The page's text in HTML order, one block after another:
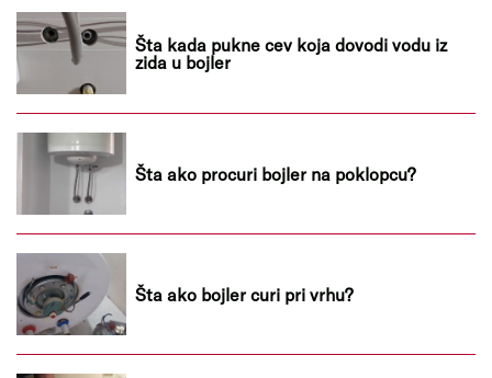
Šta kada pukne cev koja dovodi vodu iz
zida u bojler
Šta ako procuri bojler na poklopcu?
Šta ako bojler curi pri vrhu?